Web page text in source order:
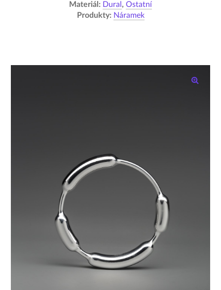
Materiál: Dural , Ostatní
Produkty: Náramek